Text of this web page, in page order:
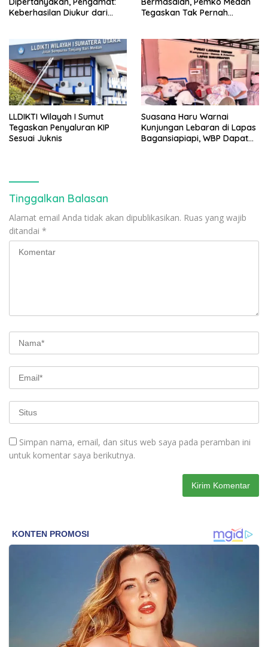
Keberhasilan Diukur dari
Tegaskan Tak Pernah
LLDIKTI Wilayah I Sumut
Tegaskan Penyaluran KIP
Sesuai Juknis
Suasana Haru Warnai
Kunjungan Lebaran di Lapas
Bagansiapiapi, WBP Dapat
Tinggalkan Balasan
Alamat email Anda tidak akan dipublikasikan. Ruas yang wajib
ditandai *
Simpan nama, email, dan situs web saya pada peramban ini
untuk komentar saya berikutnya.